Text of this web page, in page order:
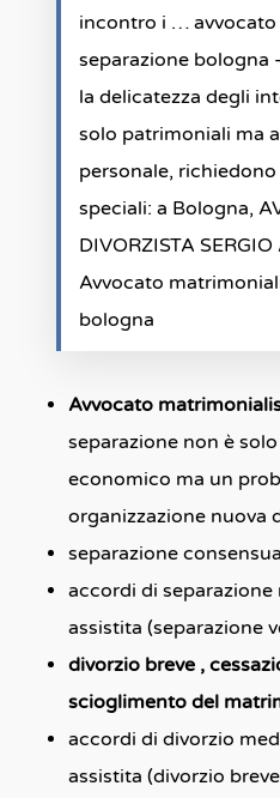
incontro i …
separazione bologna
la delicatezza degli
solo patrimoniali ma
personale,
speciali: a Bologna,
DIVORZISTA
Avvocato
bologna
Avvocato
separazione non è
economico ma un
organizzazione nuova
separazione
accordi di
assistita (separazione
divorzio breve ,
scioglimento del
accordi di divorzio
assistita (divorzio